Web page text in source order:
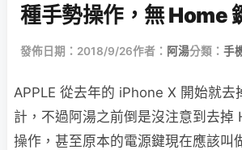
種手勢操作，無 Home
發佈日期：2018/9/26作者： 阿湯分類： 手
APPLE 從去年的 iPhone X 開始就去
計，不過阿湯之前倒是沒注意到去掉
操作，甚至原本的電源鍵現在應該叫